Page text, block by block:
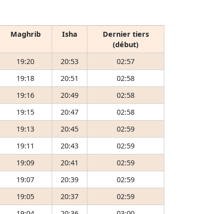
Maghrib Isha
Dernier tiers
(début)
19:20 20:53
02:57
19:18 20:51
02:58
19:16 20:49
02:58
19:15 20:47
02:58
19:13 20:45
02:59
19:11 20:43
02:59
19:09 20:41
02:59
19:07 20:39
02:59
19:05 20:37
02:59